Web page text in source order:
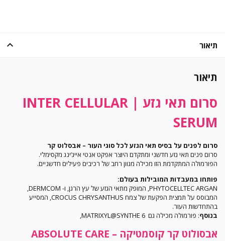
תיאור
תיאור
סרום תאי גזע | INTER CELLULAR
SERUM
סרום לפנים על בסיס תאי הגזע לכל סוגי העור – אבסלוט קר
סרום פנים תאי גזע חדשני ומתקדם היוצר אפקט אנטי אייג’ינג מקסימלי.
הפורמולה המתקדמת הזו מכילה מגוון רחב של רכיבים פעילים חדשניים.
פותחו במעבדות המובילות בעולם:
PHYTOCELLTEC ARGAN, המופק מתאי הגזע של עץ הרגן, ו- DERMCOM,
המבוסס על תמצית הפקעת של צמח CROCUS CHRYSANTHUS, המסייע
בהתחדשות העור.
בנוסף: פורמולה מכילה גם MATRIXYL@SYNTHE 6,
אבסולוט קר קוסמטיקה – ABSOLUTE CARE